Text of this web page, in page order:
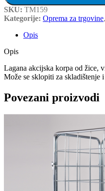
SKU: TM159
Kategorije: Oprema za trgovine,
Opis
Opis
Lagana akcijska korpa od žice,
Može se sklopiti za skladištenje
Povezani proizvodi